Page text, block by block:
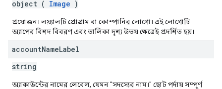
object ( Image )
প্রয়োজন। লয়্যালটি প্রোগ্রাম বা কোম্পানির লোগো। এই লোগোটি
অ্যাপের বিশদ বিবরণ এবং তালিকা দৃশ্য উভয় ক্ষেত্রেই প্রদর্শিত হয়।
accountNameLabel
string
অ্যাকাউন্টের নামের লেবেল, যেমন "সদস্যের নাম।" ছোট পর্দায় সম্পূর্ণ